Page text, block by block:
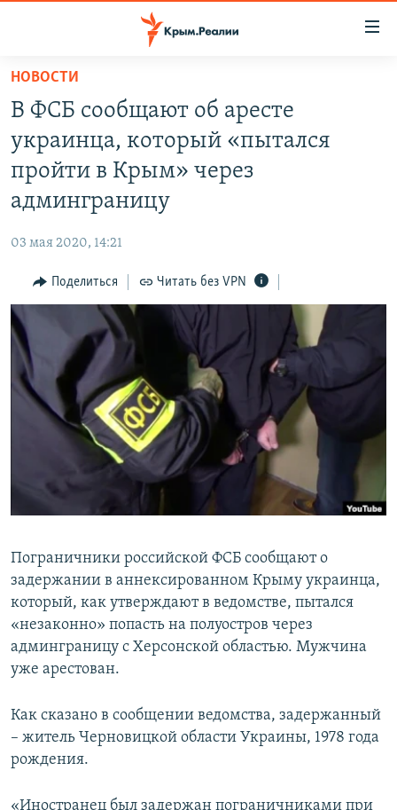
Вернуться
основному
содержанию
Вернутся
главной
Вернутся
поиску
ГРУЗ 200
ВОДА
ИНФОГРАФИКА
ТЕЛЕПРОЕКТ КРЫМ.РЕАЛИИ
СОВЕТЫ ПРАВОЗАЩИТНИКОВ
ПРОПАВШИЕ БЕЗ ВЕСТИ
ПОБЕДИТЕЛЕЙ НЕ СУДЯТ?
КРЫМ.НЕПОКОРЕННЫЙ
УКРАИНСКАЯ ПРОБЛЕМА КРЫМА
РАДІО СВОБОДА
КАК ОБОЙТИ БЛОКИРОВКУ
Українською
Qırımtatar
ПРИСОЕДИНЯЙТЕСЬ!
НОВОСТИ
В ФСБ сообщают об аресте
украинца, который «пытался
пройти в Крым» через
админграницу
03 мая 2020, 14:21
Поделиться Читать без VPN
Пограничники российской ФСБ сообщают о
задержании в аннексированном Крыму украинца,
который, как утверждают в ведомстве, пытался
«незаконно» попасть на полуостров через
админграницу с Херсонской областью. Мужчина
уже арестован.
Как сказано в сообщении ведомства, задержанный
– житель Черновицкой области Украины, 1978 года
рождения.
«Иностранец был задержан пограничниками при